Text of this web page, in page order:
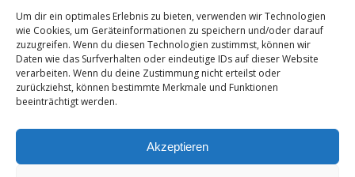
Um dir ein optimales Erlebnis zu bieten, verwenden wir Technologien
wie Cookies, um Geräteinformationen zu speichern und/oder darauf
zuzugreifen. Wenn du diesen Technologien zustimmst, können wir
Daten wie das Surfverhalten oder eindeutige IDs auf dieser Website
verarbeiten. Wenn du deine Zustimmung nicht erteilst oder
zurückziehst, können bestimmte Merkmale und Funktionen
beeinträchtigt werden.
Akzeptieren
KONTAKTDETAILS
VfL 1861 e.V. Traben-Trarbach
Neue Rathausstr. 18
56841 Traben-Trarbach
E-Mail: info@vfl-traben-trarbach.de